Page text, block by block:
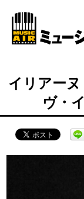
イリアー
ヴ・